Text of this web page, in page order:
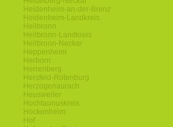
Heidenheim-an-der-Brenz
Heidenheim-Landkreis
Heilbronn
Heilbronn-Landkreis
Heilbronn-Neckar
Heppenheim
Herborn
Herrenberg
Hersfeld-Rotenburg
Herzogenaurach
Heusweiler
Hochtaunuskreis
Hockenheim
Hof